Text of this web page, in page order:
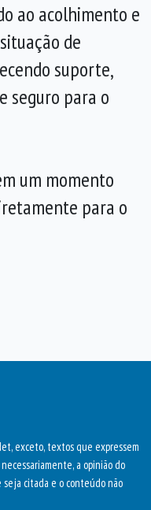
ao acolhimento e
de
suporte,
seguro para o
um momento
para o
exceto, textos que expressem
a opinião do
seja citada e o conteúdo não